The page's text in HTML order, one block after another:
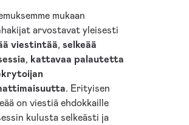
mukaan
arvostavat yleisesti
viestintää, selkeää
, kattavaa palautetta
. Erityisen
on viestiä ehdokkaille
kulusta selkeästi ja